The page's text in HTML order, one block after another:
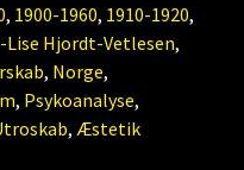
, 1900-1960, 1910-1920,
Lise Hjordt-Vetlesen,
, Norge,
, Psykoanalyse,
, Æstetik